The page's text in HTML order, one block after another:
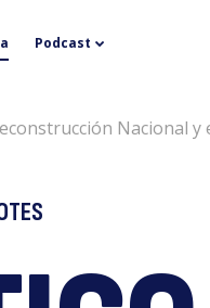
Podcast
Nacional y